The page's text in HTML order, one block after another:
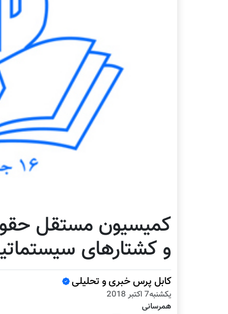
کمیسیون مستقل
و کشتارهای
کابل پرس خبری و تحلیلی
يكشنبه7 اكتبر 2018
همرسانی